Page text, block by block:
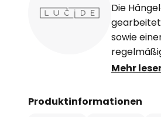
Die
sowie
wandeln.
Mehr
Produktinformationen